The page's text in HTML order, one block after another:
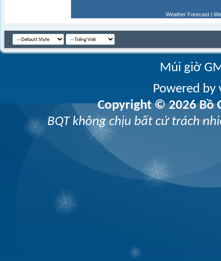
Weather Forecast |
Múi giờ
Powered
Copyright © 2026 Bồ
BQT không chịu bất cứ trách